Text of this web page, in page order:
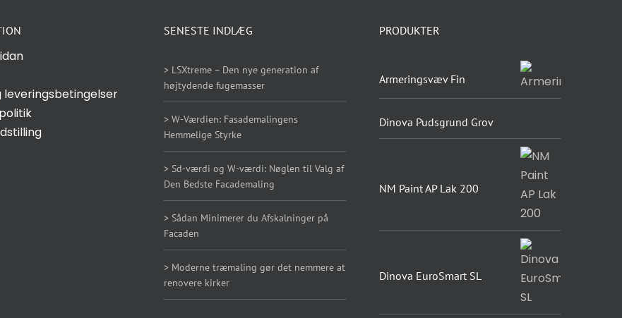
leveringsbetingelser
SENESTE INDLÆG
> LSXtreme – Den nye generation af
højtydende fugemasser
> W-Værdien: Fasademalingens
Hemmelige Styrke
> Sd-værdi og W-værdi: Nøglen til Valg af
Den Bedste Facademaling
> Sådan Minimerer du Afskalninger på
Facaden
> Moderne træmaling gør det nemmere at
renovere kirker
PRODUKTER
Armeringsvæv Fin
Dinova Pudsgrund Grov
NM Paint AP Lak 200
Dinova EuroSmart SL